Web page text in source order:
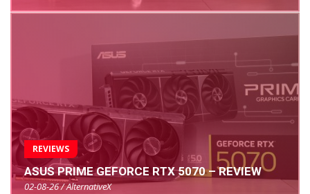
REVIEWS
ASUS PRIME GEFORCE RTX 5070 – REVIEW
02-08-26 / AlternativeX